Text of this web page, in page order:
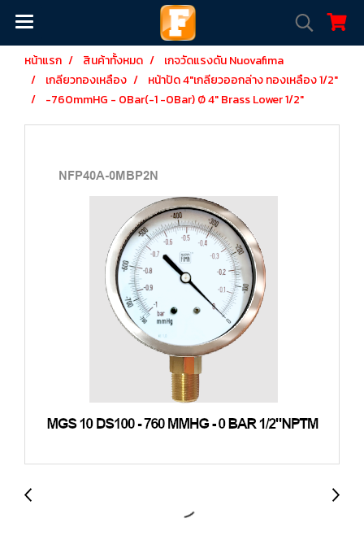
หน้าแรก สินค้าทั้งหมด
เกจวัดแรงดัน Nuovafima
เกลียวทองเหลือง
หน้าปัด 4"เกลียวออกล่าง ทองเหลือง 1/2"
-760mmHG - 0Bar(-1 -0Bar) Ø 4" Brass Lower 1/2"